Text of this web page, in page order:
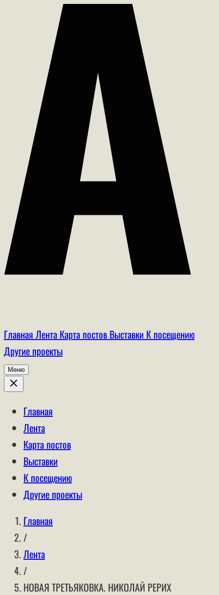
Главная Лента Карта постов Выставки К посещению
Другие проекты
Меню
Главная
Лента
Карта постов
Выставки
К посещению
Другие проекты
Главная
/
Лента
/
НОВАЯ ТРЕТЬЯКОВКА. НИКОЛАЙ РЕРИХ